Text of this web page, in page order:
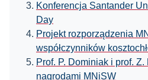
Konferencja Santander
Day
Projekt rozporządzenia
współczynników
Prof. P. Dominiak i prof.
nagrodami MNiSW